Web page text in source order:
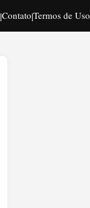
|Contato|Termos de Uso